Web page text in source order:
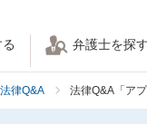
弁護士を探す
律Q&A 法律Q&A「ア